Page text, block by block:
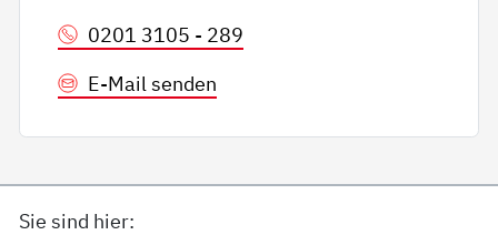
0201 3105 - 289
E-Mail senden
Sie sind hier: